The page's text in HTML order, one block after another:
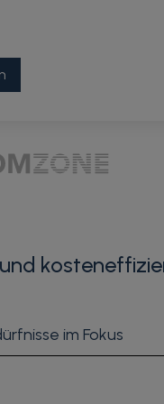
im Fokus